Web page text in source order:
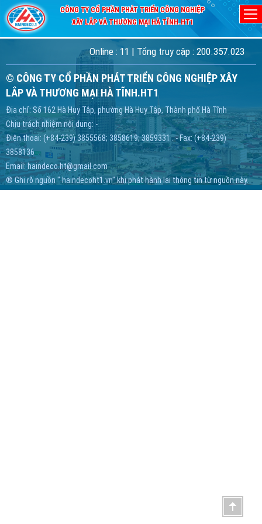
CÔNG TY CỔ PHẦN PHÁT TRIỂN CÔNG NGHIỆP
XÂY LẮP VÀ THƯƠNG MẠI HÀ TĨNH.HT1
Home/ không tìm thấy trang
Trang bạn đang xem không tồn tại!
Online : 11 | Tổng truy cập : 200.357.023
© CÔNG TY CỔ PHẦN PHÁT TRIỂN CÔNG NGHIỆP XÂY
LẮP VÀ THƯƠNG MẠI HÀ TĨNH.HT1
Địa chỉ: Số 162 Hà Huy Tập, phường Hà Huy Tập, Thành phố Hà Tĩnh
Chịu trách nhiệm nội dung: -
Điện thoại: (+84-239) 3855568; 3858619; 3859331 . - Fax: (+84-239)
3858136
Email:haindeco.ht@gmail.com
® Ghi rõ nguồn " haindecoht1.vn" khi phát hành lại thông tin từ nguồn này.